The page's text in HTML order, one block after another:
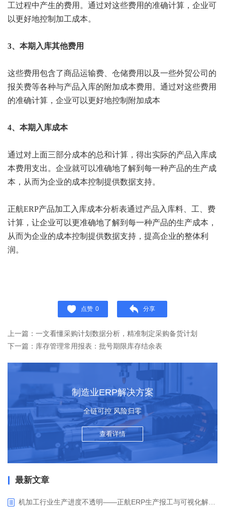
工过程中产生的费用。通过对这些费用的准确计算，企业可
以更好地控制加工成本。
3、本期入库其他费用
这些费用包含了商品运输费、仓储费用以及一些外贸公司的
报关费等各种与产品入库的附加成本费用。通过对这些费用
的准确计算，企业可以更好地控制附加成本
4、本期入库成本
通过对上面三部分成本的总和计算，得出实际的产品入库成
本费用支出。企业就可以准确地了解到每一种产品的生产成
本，从而为企业的成本控制提供数据支持。
正航ERP产品加工入库成本分析表通过产品入库料、工、费
计算，让企业可以更准确地了解到每一种产品的生产成本，
从而为企业的成本控制提供数据支持，提高企业的整体利
润。
点赞 0 分享
上一篇：一文看懂采购计划数据分析，精准制定采购备货计划
下一篇：库存管理常用报表：批号期限库存结余表
制造业ERP解决方案
全链可控 风险归零
查看详情
最新文章